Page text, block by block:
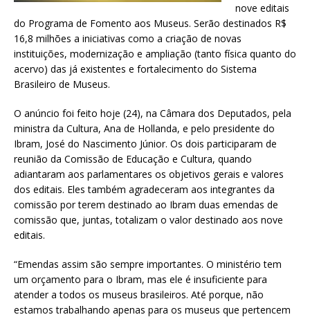
nove editais
do Programa de Fomento aos Museus. Serão destinados R$
16,8 milhões a iniciativas como a criação de novas
instituições, modernização e ampliação (tanto física quanto do
acervo) das já existentes e fortalecimento do Sistema
Brasileiro de Museus.
O anúncio foi feito hoje (24), na Câmara dos Deputados, pela
ministra da Cultura, Ana de Hollanda, e pelo presidente do
Ibram, José do Nascimento Júnior. Os dois participaram de
reunião da Comissão de Educação e Cultura, quando
adiantaram aos parlamentares os objetivos gerais e valores
dos editais. Eles também agradeceram aos integrantes da
comissão por terem destinado ao Ibram duas emendas de
comissão que, juntas, totalizam o valor destinado aos nove
editais.
“Emendas assim são sempre importantes. O ministério tem
um orçamento para o Ibram, mas ele é insuficiente para
atender a todos os museus brasileiros. Até porque, não
estamos trabalhando apenas para os museus que pertencem